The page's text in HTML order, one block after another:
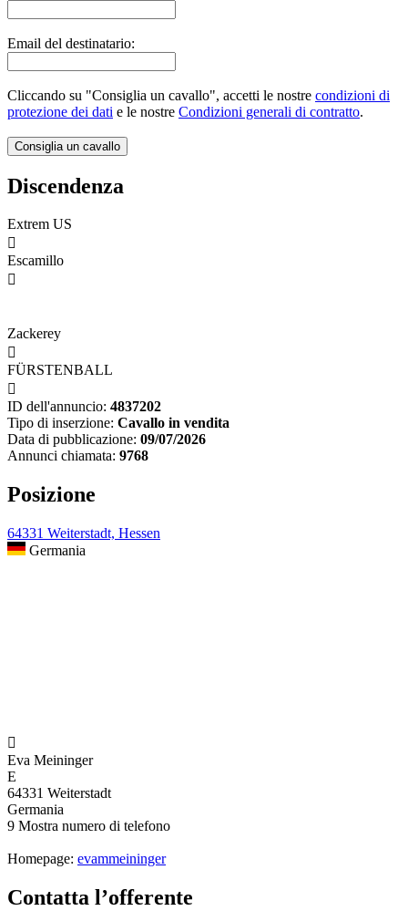
Email del destinatario:
Cliccando su "Consiglia un cavallo", accetti le nostre condizioni di
protezione dei dati e le nostre Condizioni generali di contratto.
Discendenza
Extrem US

Escamillo

Zackerey

FÜRSTENBALL

ID dell'annuncio: 4837202
Tipo di inserzione: Cavallo in vendita
Data di pubblicazione: 09/07/2026
Annunci chiamata: 9768
Posizione
64331 Weiterstadt, Hessen
Germania

Eva Meininger
E
64331 Weiterstadt
Germania
9 Mostra numero di telefono
Homepage: evammeininger
Contatta l’offerente